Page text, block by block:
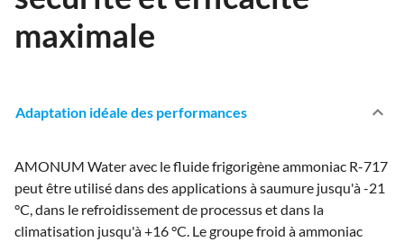
maximale
Adaptation idéale des performances keyboard_arrow_up
AMONUM Water avec le fluide frigorigène ammoniac R-717
peut être utilisé dans des applications à saumure jusqu'à -21
°C, dans le refroidissement de processus et dans la
climatisation jusqu'à +16 °C. Le groupe froid à ammoniac